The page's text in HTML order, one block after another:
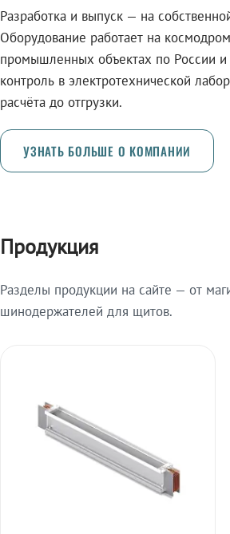
Разработка и выпуск — на
Оборудование работает на
промышленных объектах по России
контроль в электротехнической
расчёта до отгрузки.
УЗНАТЬ БОЛЬШЕ О КОМПАНИИ
Продукция
Разделы продукции на сайте — от
шинодержателей для щитов.